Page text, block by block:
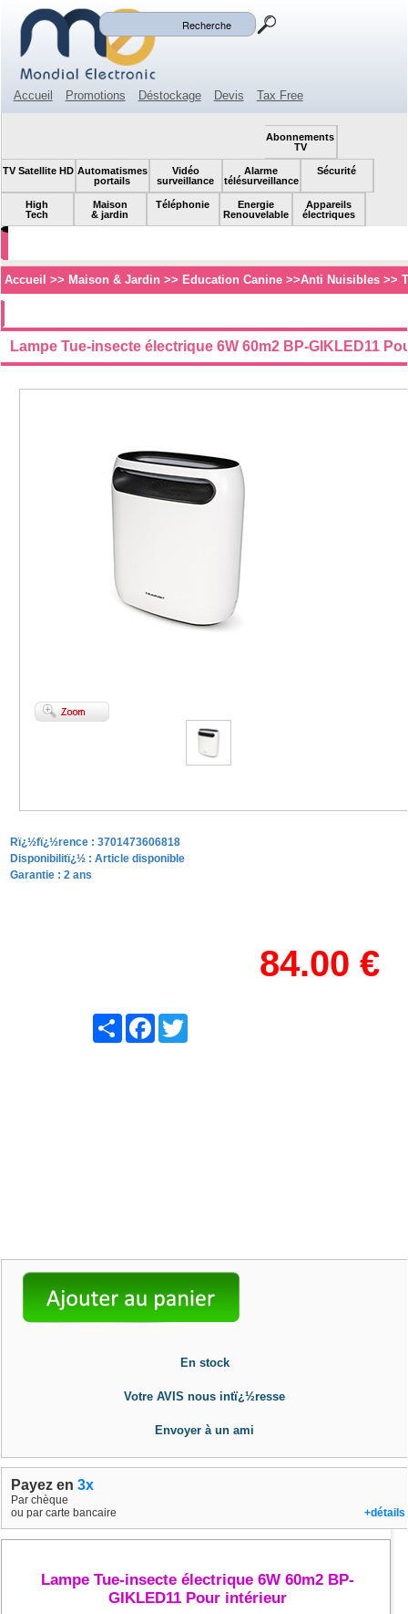
Mon compte
Accueil Promotions Déstockage Devis
Tax Free
Abonnements
TV
TV Satellite HD Automatismes
portails
Vidéo
surveillance
Alarme
télésurveillance
Sécurité
High
Tech
Maison
& jardin
Téléphonie
Energie
Renouvelable
Appareils
électriques
Accueil >> Maison & Jardin>> Education Canine>>Anti Nuisibles>>
Lampe Tue-insecte électrique 6W 60m2 BP-GIKLED11
Rï¿½fï¿½rence : 3701473606818
Disponibilitï¿½ : Article disponible
Garantie : 2 ans
84.00 €
Share Facebook
En stock
Votre AVIS nous intï¿½resse
Envoyer à un ami
Payez en 3x
Par chèque
ou par carte bancaire
+détails
Lampe Tue-insecte électrique 6W 60m2 BP-
GIKLED11 Pour intérieur